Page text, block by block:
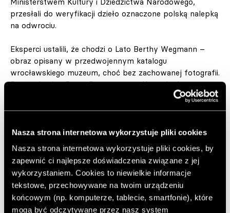
Nasza strona internetowa wykorzystuje pliki cookies
Nasza strona internetowa wykorzystuje pliki cookies, by
zapewnić ci najlepsze doświadczenia związane z jej
wykorzystaniem. Cookies to niewielkie informacje
tekstowe, przechowywane na twoim urządzeniu
końcowym (np. komputerze, tablecie, smartfonie), które
mogą być odczytywane przez nasz system
przesłali do weryfikacji dzieło oznaczone polską nalepką
na odwrociu.
Eksperci ustalili, że chodzi o Lato Berthy Wegmann –
obraz opisany w przedwojennym katalogu
wrocławskiego muzeum, choć bez zachowanej fotografii.
Dom aukcyjny Bruun Rasmussen w Kopenhadze, po
uzyskaniu dokumentacji potwierdzającej proweniencję,
wycofał obraz ze sprzedaży. Dzięki zrozumieniu i dobrej
świadomości losów dzieła, obraz został przekazany
Polsce.
Bertha Wegmann –
artystka i sufrażystka